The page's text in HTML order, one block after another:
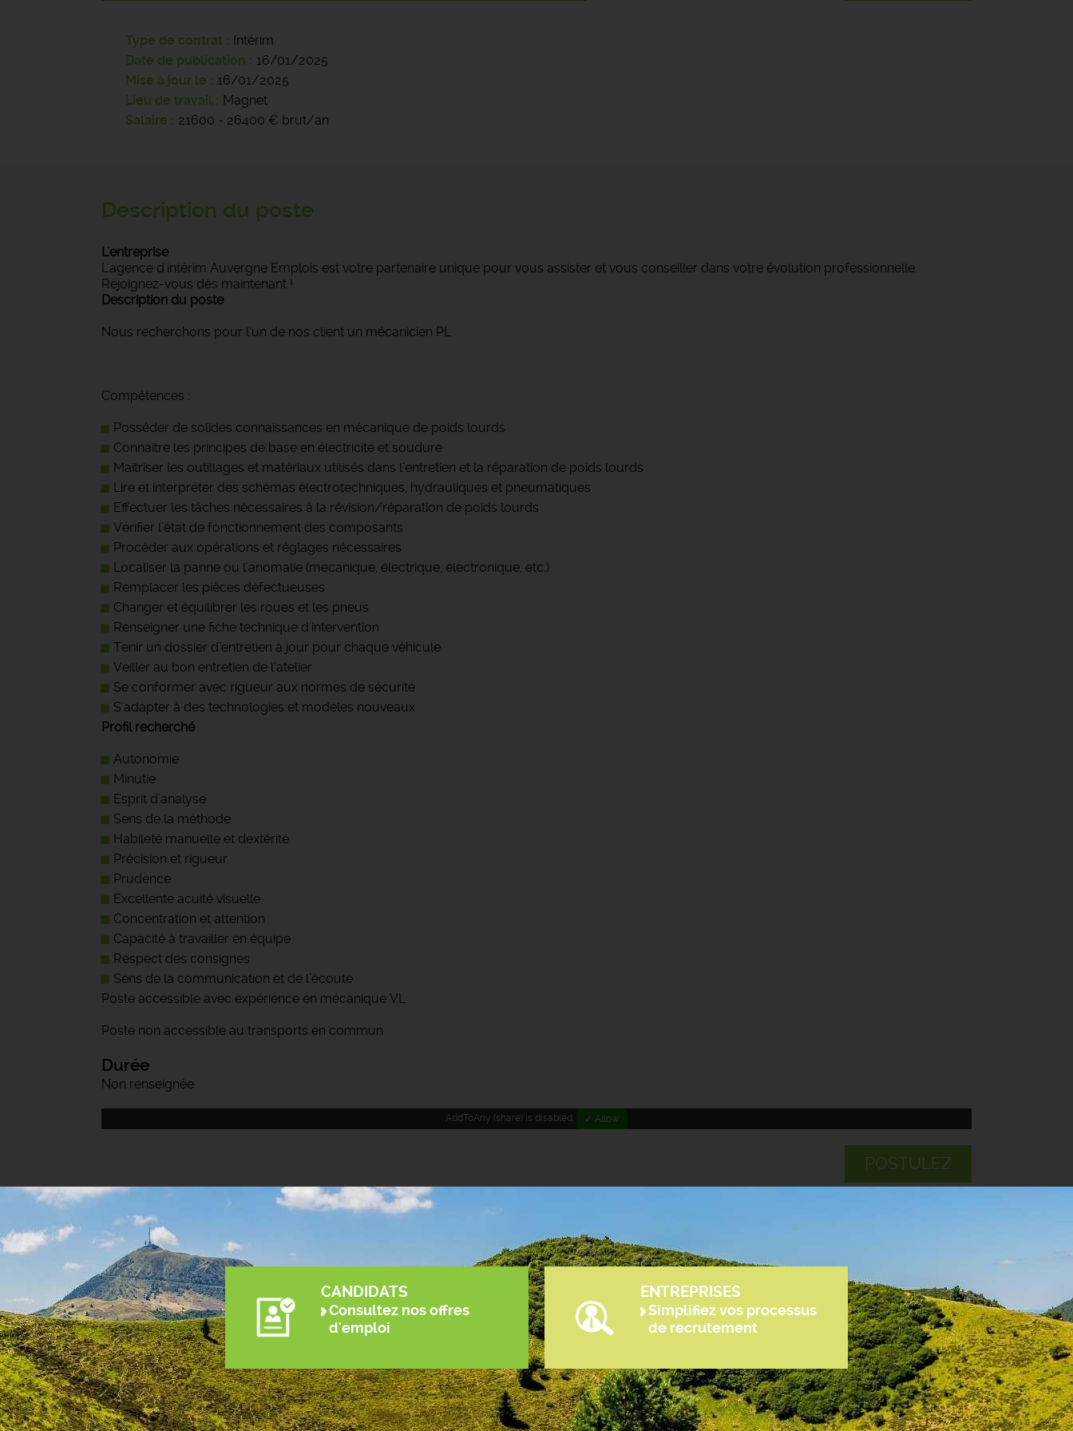
Type de contrat
Intérim
Date de publication
16/01/2025
Mise à jour le
16/01/2025
Lieu de travail
Magnet
Salaire
21600 - 26400 € brut/an
Description du poste
L'entreprise
L'agence d'intérim Auvergne Emplois est votre partenaire unique pour vous assister et vous conseiller dans votre évolution professionnelle.
Rejoignez-vous dès maintenant !
Description du poste
Nous recherchons pour l'un de nos client un mécanicien PL
Compétences :
Posséder de solides connaissances en mécanique de poids lourds
Connaitre les principes de base en électricité et soudure
Maitriser les outillages et matériaux utilisés dans l’entretien et la réparation de poids lourds
Lire et interpréter des schémas électrotechniques, hydrauliques et pneumatiques
Effectuer les tâches nécessaires à la révision/réparation de poids lourds
Vérifier l’état de fonctionnement des composants
Procéder aux opérations et réglages nécessaires
Localiser la panne ou l'anomalie (mécanique, électrique, électronique, etc.)
Remplacer les pièces défectueuses
Changer et équilibrer les roues et les pneus
Renseigner une fiche technique d'intervention
Tenir un dossier d’entretien à jour pour chaque véhicule
Veiller au bon entretien de l’atelier
Se conformer avec rigueur aux normes de sécurité
S'adapter à des technologies et modèles nouveaux
Profil recherché
Autonomie
Minutie
Esprit d’analyse
Sens de la méthode
Habileté manuelle et dextérité
Précision et rigueur
Prudence
Excellente acuité visuelle
Concentration et attention
Capacité à travailler en équipe
Respect des consignes
Sens de la communication et de l’écoute
Poste accessible avec expérience en mécanique VL
Poste non accessible au transports en commun
Durée
Non renseignée
AddToAny (share) is disabled. ✓ Allow
POSTULEZ
CANDIDATS
Consultez nos offres
d'emploi
ENTREPRISES
Simplifiez vos processus
de recrutement